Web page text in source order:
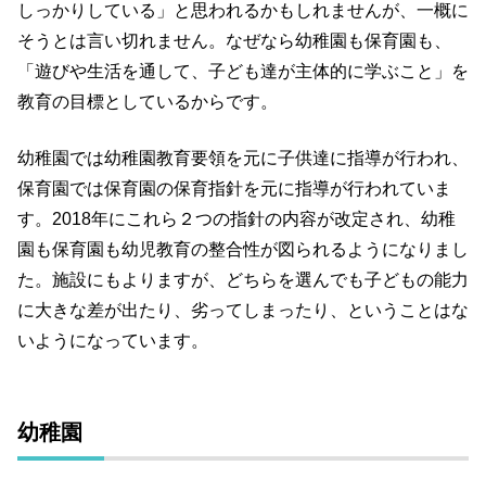
しっかりしている」と思われるかもしれませんが、一概に
そうとは言い切れません。なぜなら幼稚園も保育園も、
「遊びや生活を通して、子ども達が主体的に学ぶこと」を
教育の目標としているからです。
幼稚園では幼稚園教育要領を元に子供達に指導が行われ、
保育園では保育園の保育指針を元に指導が行われていま
す。2018年にこれら２つの指針の内容が改定され、幼稚
園も保育園も幼児教育の整合性が図られるようになりまし
た。施設にもよりますが、どちらを選んでも子どもの能力
に大きな差が出たり、劣ってしまったり、ということはな
いようになっています。
幼稚園